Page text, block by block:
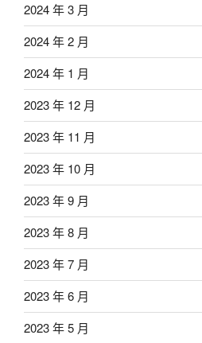
2024 年 3 月
2024 年 2 月
2024 年 1 月
2023 年 12 月
2023 年 11 月
2023 年 10 月
2023 年 9 月
2023 年 8 月
2023 年 7 月
2023 年 6 月
2023 年 5 月